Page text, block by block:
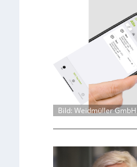
Bild: Weidmüller GmbH